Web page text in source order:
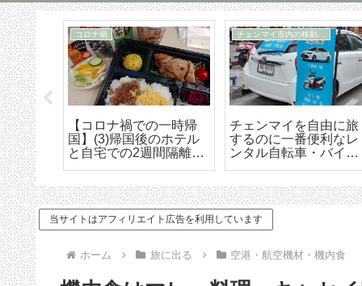
でオ
人気
菜創
ラン
住まい探し
チェンマイ長期滞在の
ための住まい探しはこ
うやろう エリア選び
TM30
TM-30とは何か、初回
け出の方法などの詳細
な解説
当サイトはアフィリエイト広告を利用しています
ホーム 旅に出る 空港・航空機材・機内食